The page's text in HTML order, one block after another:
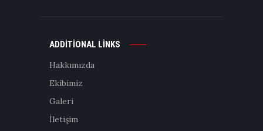
ADDITIONAL LINKS
Hakkımızda
Ekibimiz
Galeri
İletişim